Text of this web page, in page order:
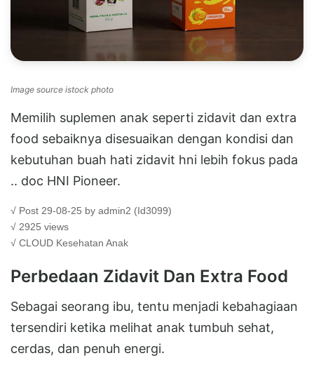
Image source istock photo
Memilih suplemen anak seperti zidavit dan extra
food sebaiknya disesuaikan dengan kondisi dan
kebutuhan buah hati zidavit hni lebih fokus pada
.. doc HNI Pioneer.
√ Post 29-08-25 by admin2 (Id3099)
√ 2925 views
√ CLOUD Kesehatan Anak
Perbedaan Zidavit Dan Extra Food
Sebagai seorang ibu, tentu menjadi kebahagiaan
tersendiri ketika melihat anak tumbuh sehat,
cerdas, dan penuh energi.